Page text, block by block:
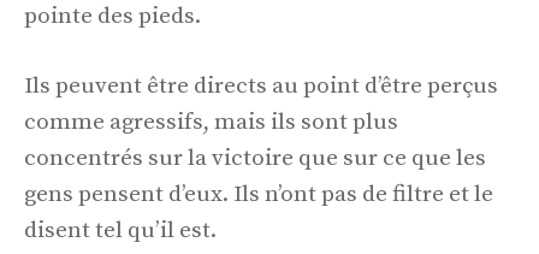
pointe des pieds.
Ils peuvent être directs au point d’être perçus
comme agressifs, mais ils sont plus
concentrés sur la victoire que sur ce que les
gens pensent d’eux. Ils n’ont pas de filtre et le
disent tel qu’il est.